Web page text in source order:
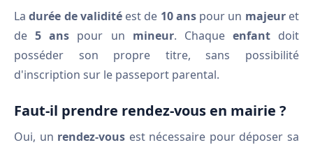
Ladurée de validitéest de 10 anspour un majeuret
de5 ans pour un mineur. Chaque enfantdoit
posséder son propre titre, sans possibilité
d'inscription sur le passeport parental.
Faut-il prendre rendez-vous en mairie ?
Oui, un rendez-vous est nécessaire pour déposer sa